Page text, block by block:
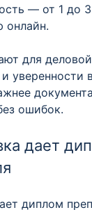
— от 1 до
онлайн.
для
уверенности
ошибок.
дает
диплом